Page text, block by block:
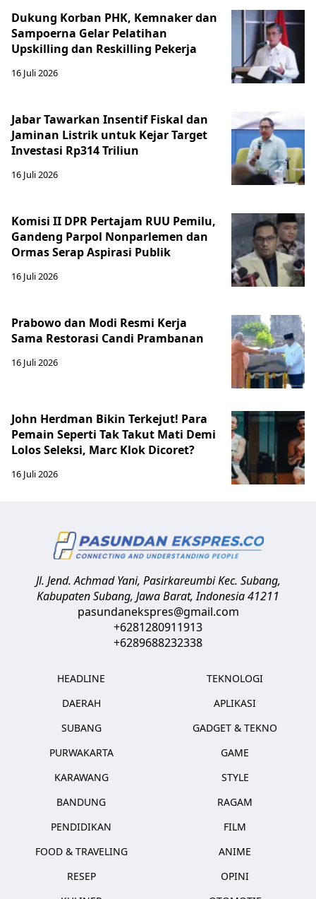
Dukung Korban PHK, Kemnaker dan
Sampoerna Gelar Pelatihan
Upskilling dan Reskilling Pekerja
16 Juli 2026
Jabar Tawarkan Insentif Fiskal dan
Jaminan Listrik untuk Kejar Target
Investasi Rp314 Triliun
16 Juli 2026
Komisi II DPR Pertajam RUU Pemilu,
Gandeng Parpol Nonparlemen dan
Ormas Serap Aspirasi Publik
16 Juli 2026
Prabowo dan Modi Resmi Kerja
Sama Restorasi Candi Prambanan
16 Juli 2026
John Herdman Bikin Terkejut! Para
Pemain Seperti Tak Takut Mati Demi
Lolos Seleksi, Marc Klok Dicoret?
16 Juli 2026
Jl. Jend. Achmad Yani, Pasirkareumbi Kec. Subang,
Kabupaten Subang, Jawa Barat,Indonesia41211
pasundanekspres@gmail.com
+6281280911913
+6289688232338
HEADLINE
DAERAH
SUBANG
PURWAKARTA
KARAWANG
BANDUNG
PENDIDIKAN
FOOD & TRAVELING
RESEP
TEKNOLOGI
APLIKASI
GADGET & TEKNO
GAME
STYLE
RAGAM
FILM
ANIME
OPINI